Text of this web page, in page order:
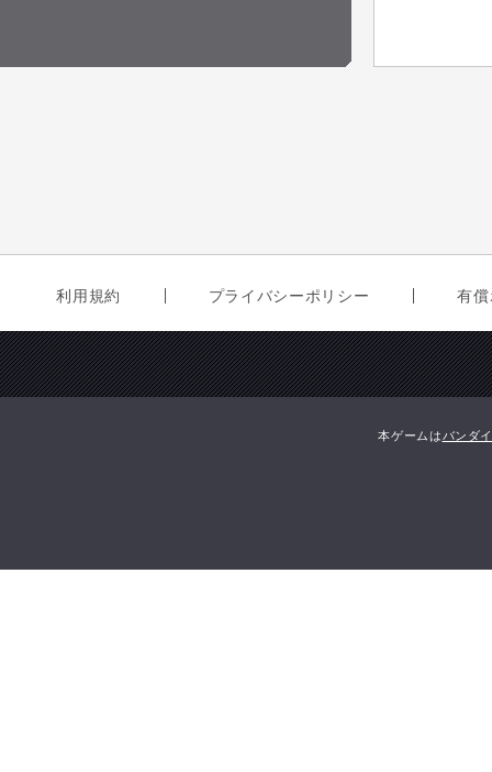
利用規約 プライバシーポリシー 有
本ゲームは バンダ